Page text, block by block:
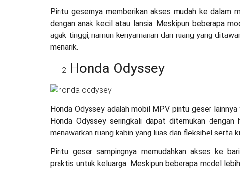
Pintu gesernya memberikan akses mudah ke dalam
dengan anak kecil atau lansia. Meskipun beberapa
agak tinggi, namun kenyamanan dan ruang yang
menarik.
Honda Odyssey
Honda Odyssey adalah mobil MPV pintu geser
Honda Odyssey seringkali dapat ditemukan
menawarkan ruang kabin yang luas dan fleksibel serta
Pintu geser sampingnya memudahkan akses ke
praktis untuk keluarga. Meskipun beberapa model